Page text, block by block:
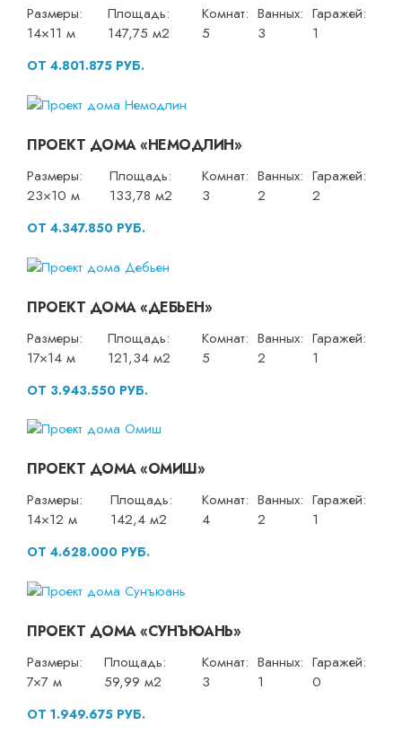
Размеры:
14×11 м
Площадь:
147,75 м2
Комнат:
5
Ванных:
3
Гаражей:
1
ОТ 4.801.875 РУБ.
ПРОЕКТ ДОМА «НЕМОДЛИН»
Размеры:
23×10 м
Площадь:
133,78 м2
Комнат:
3
Ванных:
2
Гаражей:
2
ОТ 4.347.850 РУБ.
ПРОЕКТ ДОМА «ДЕБЬЕН»
Размеры:
17×14 м
Площадь:
121,34 м2
Комнат:
5
Ванных:
2
Гаражей:
1
ОТ 3.943.550 РУБ.
ПРОЕКТ ДОМА «ОМИШ»
Размеры:
14×12 м
Площадь:
142,4 м2
Комнат:
4
Ванных:
2
Гаражей:
1
ОТ 4.628.000 РУБ.
ПРОЕКТ ДОМА «СУНЪЮАНЬ»
Размеры:
7×7 м
Площадь:
59,99 м2
Комнат:
3
Ванных:
1
Гаражей:
0
ОТ 1.949.675 РУБ.